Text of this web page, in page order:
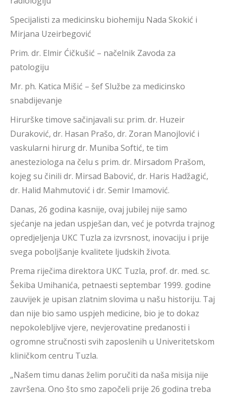
Specijalisti za medicinsku biohemiju Nada Skokić i
Mirjana Uzeirbegović
Prim. dr. Elmir Ćičkušić – načelnik Zavoda za
patologiju
Mr. ph. Katica Mišić – šef Službe za medicinsko
snabdijevanje
Hirurške timove sačinjavali su: prim. dr. Huzeir
Duraković, dr. Hasan Prašo, dr. Zoran Manojlović i
vaskularni hirurg dr. Muniba Softić, te tim
anesteziologa na čelu s prim. dr. Mirsadom Prašom,
kojeg su činili dr. Mirsad Babović, dr. Haris Hadžagić,
dr. Halid Mahmutović i dr. Semir Imamović.
Danas, 26 godina kasnije, ovaj jubilej nije samo
sjećanje na jedan uspješan dan, već je potvrda trajnog
opredjeljenja UKC Tuzla za izvrsnost, inovaciju i prije
svega poboljšanje kvalitete ljudskih života.
Prema riječima direktora UKC Tuzla, prof. dr. med. sc.
Šekiba Umihanića, petnaesti septembar 1999. godine
zauvijek je upisan zlatnim slovima u našu historiju. Taj
dan nije bio samo uspjeh medicine, bio je to dokaz
nepokolebljive vjere, nevjerovatine predanosti i
ogromne stručnosti svih zaposlenih u Univeritetskom
kliničkom centru Tuzla.
„Našem timu danas želim poručiti da naša misija nije
završena. Ono što smo započeli prije 26 godina treba